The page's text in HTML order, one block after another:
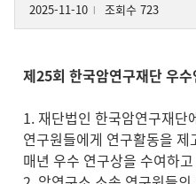
2025-11-10 조회수 723
제25회 한국암연구재단 우
1. 재단법인 한국암연구재단
연구원들에게 연구활동을
매년 우수 연구상을 수여하